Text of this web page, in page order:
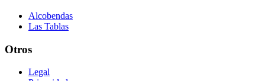
Alcobendas
Las Tablas
Otros
Legal